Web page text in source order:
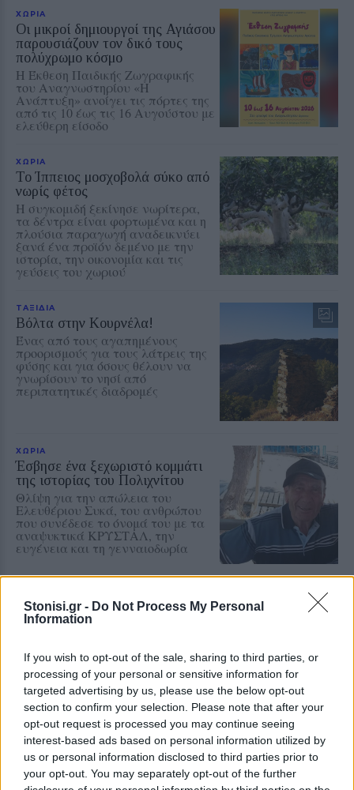
Stonisi.gr - Do Not Process My Personal
Information
If you wish to opt-out of the sale, sharing to third parties, or
processing of your personal or sensitive information for
targeted advertising by us, please use the below opt-out
section to confirm your selection. Please note that after your
opt-out request is processed you may continue seeing
interest-based ads based on personal information utilized by
us or personal information disclosed to third parties prior to
your opt-out. You may separately opt-out of the further
ΧΩΡΙΑ
Οι μικροί δημιουργοί της Αγιάσου
παρουσιάζουν τον δικό τους
πολύχρωμο κόσμο
Η Έκθεση Παιδικής Ζωγραφικής
του Αναγνωστηρίου «Η
Ανάπτυξη» ανοίγει τις πόρτες της
από τις 10 έως τις 16 Αυγούστου με
ελεύθερη είσοδο
ΧΩΡΙΑ
Το Ίππειος μοσχοβολά σύκο από
νωρίς φέτος
Η συγκομιδή ξεκίνησε νωρίτερα,
τα δέντρα είναι φορτωμένα και η
πλούσια παραγωγή αναδεικνύει
ξανά ένα προϊόν δεμένο με την
ιστορία, την οικονομία και τις
γεύσεις του χωριού
ΤΑΞΙΔΙΑ
Βόλτα στην Κουρνέλα!
Ένας από τους αγαπημένους
προορισμούς για τους λάτρεις της
φύσης και για όσους θέλουν να
γνωρίσουν το νησί από
περιπατητικές διαδρομές
ΧΩΡΙΑ
Έσβησε ένα ξεχωριστό κομμάτι
της ιστορίας του Πολιχνίτου
Θλίψη για την απώλεια του
Ελευθέριου Συκά, του ανθρώπου
που συνέδεσε το όνομά του με τα
αναψυκτικά ΚΡΥΣΤΑΛ, την
ευγένεια και τη γενναιοδωρία
Φωτιά σε ξερά χόρτα έφερε
σύλληψη στη Λέσβο
επιβλήθηκε διοικητικό πρόστιμο
ύψους 1.804,68 ευρώ
ΧΩΡΙΑ
Τραγωδία στην Πέτρα με νεκρό
άνδρα στην παραλία Καβάκι
Ανασύρθηκε χωρίς τις αισθήσεις